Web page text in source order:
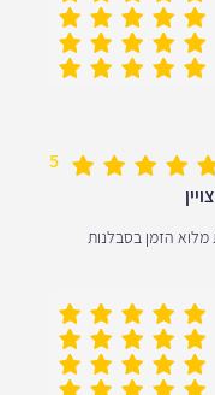
5
מלוא הזמן בסבלנות